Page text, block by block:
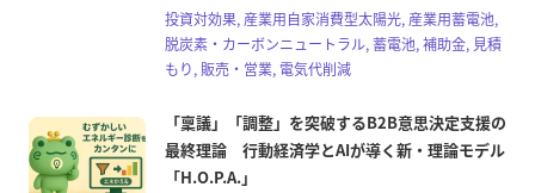
投資対効果, 産業用自家消費型太陽光, 産業用蓄電池,
脱炭素・カーボンニュートラル, 蓄電池, 補助金, 見積
もり, 販売・営業, 電気代削減
「稟議」「調整」を突破するB2B意思決定支援の
最終理論 行動経済学とAIが導く新・理論モデル
「H.O.P.A.」